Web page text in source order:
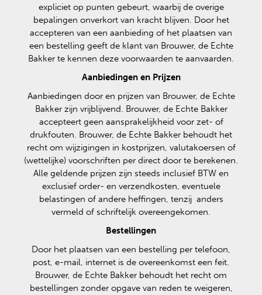
expliciet op punten gebeurt, waarbij de overige
bepalingen onverkort van kracht blijven. Door het
accepteren van een aanbieding of het plaatsen van
een bestelling geeft de klant van Brouwer, de Echte
Bakker te kennen deze voorwaarden te aanvaarden.
Aanbiedingen en Prijzen
Aanbiedingen door en prijzen van Brouwer, de Echte
Bakker zijn vrijblijvend. Brouwer, de Echte Bakker
accepteert geen aansprakelijkheid voor zet- of
drukfouten. Brouwer, de Echte Bakker behoudt het
recht om wijzigingen in kostprijzen, valutakoersen of
(wettelijke) voorschriften per direct door te berekenen.
Alle geldende prijzen zijn steeds inclusief BTW en
exclusief order- en verzendkosten, eventuele
belastingen of andere heffingen, tenzij anders
vermeld of schriftelijk overeengekomen.
Bestellingen
Door het plaatsen van een bestelling per telefoon,
post, e-mail, internet is de overeenkomst een feit.
Brouwer, de Echte Bakker behoudt het recht om
bestellingen zonder opgave van reden te weigeren,